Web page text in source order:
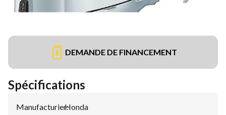
DEMANDE DE FINANCEMENT
Spécifications
Manufacturier:
Honda